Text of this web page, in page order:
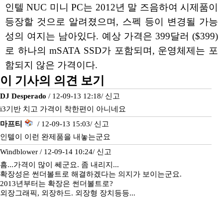
인텔 NUC 미니 PC는 2012년 말 즈음하여 시제품이
등장할 것으로 알려졌으며, 스펙 등이 변경될 가능
성의 여지는 남아있다. 예상 가격은 399달러 ($399)
로 하나의 mSATA SSD가 포함되며, 운영체제는 포
함되지 않은 가격이다.
이 기사의 의견 보기
DJ Desperado / 12-09-13 12:18/ 신고
i3기반 치고 가격이 착한편이 아니네요
마프티
/ 12-09-13 15:03/ 신고
인텔이 이런 완제품을 내놓는군요
Windblower / 12-09-14 10:24/ 신고
흠...가격이 많이 쎄군요. 좀 내리지...
확장성은 썬더볼트로 해결하겠다는 의지가 보이는군요.
2013년부터는 확장은 썬더볼트로?
외장그래픽, 외장하드. 외장형 장치등등...